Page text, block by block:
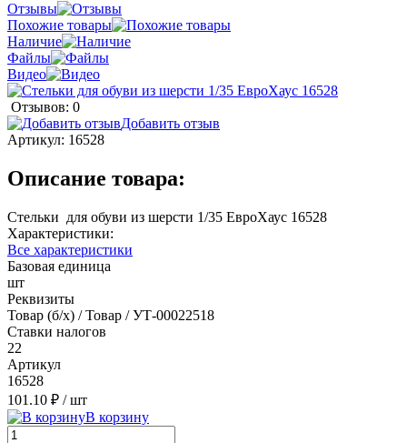
Отзывы
Похожие товары
Наличие
Файлы
Видео
Отзывов: 0
Добавить отзыв
Артикул: 16528
Описание товара:
Стельки для обуви из шерсти 1/35 ЕвроХаус 16528
Характеристики:
Все характеристики
Базовая единица
шт
Реквизиты
Товар (б/х) / Товар / УТ-00022518
Ставки налогов
22
Артикул
16528
101.10 ₽ / шт
В корзину